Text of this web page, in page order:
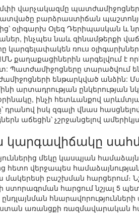
վարչակազմը պատժամիջոցներ
բարձրաստիճան
Օլեգ Դերիպասկան և
ինչպես նաև զինամթերքի
կարգելափակեն ռուս
քաղաքացիներին արգելվում է
Պատժամիջոցները տարածվում են
ենթարկված անձին:
արտադրության
ինչի հետևանքով
դրանով իսկ զգալի վնաս
աճեցին՝ չշրջանցելով
մեկը կասպյան
հետո վերջապես
բաշխման հարցերում։
հարցում նշյալ 5
ընդլայնման
առանցքի ռազմավարական